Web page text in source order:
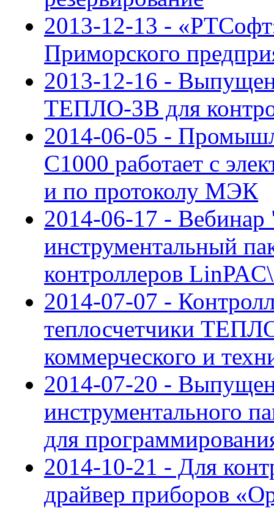
2013-12-13 -
Приморского
2013-12-16 - Выпущен
ТЕПЛО-3В для
2014-06-05 -
C1000 работает с
и по протоколу МЭК
2014-06-17 -
инструментальный
контроллеров
2014-07-07 -
теплосчетчики
коммерческого и
2014-07-20 -
инструментального
для
2014-10-21 - Для
драйвер приборов